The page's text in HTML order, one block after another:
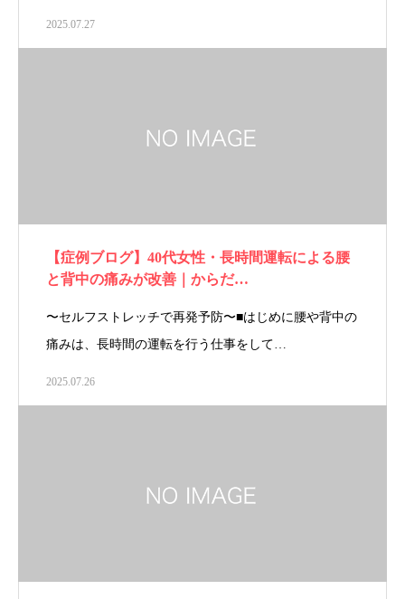
2025.07.27
【症例ブログ】40代女性・長時間運転による腰
と背中の痛みが改善｜からだ…
〜セルフストレッチで再発予防〜■はじめに腰や背中の
痛みは、長時間の運転を行う仕事をして…
2025.07.26